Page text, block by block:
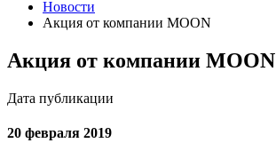
Новости
Акция от компании MOON
Акция от компании MOON
Дата публикации
20 февраля 2019